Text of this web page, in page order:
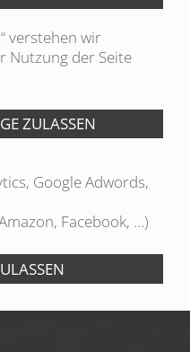
verstehen wir
Nutzung der Seite
Google Adwords,
Facebook, ...)